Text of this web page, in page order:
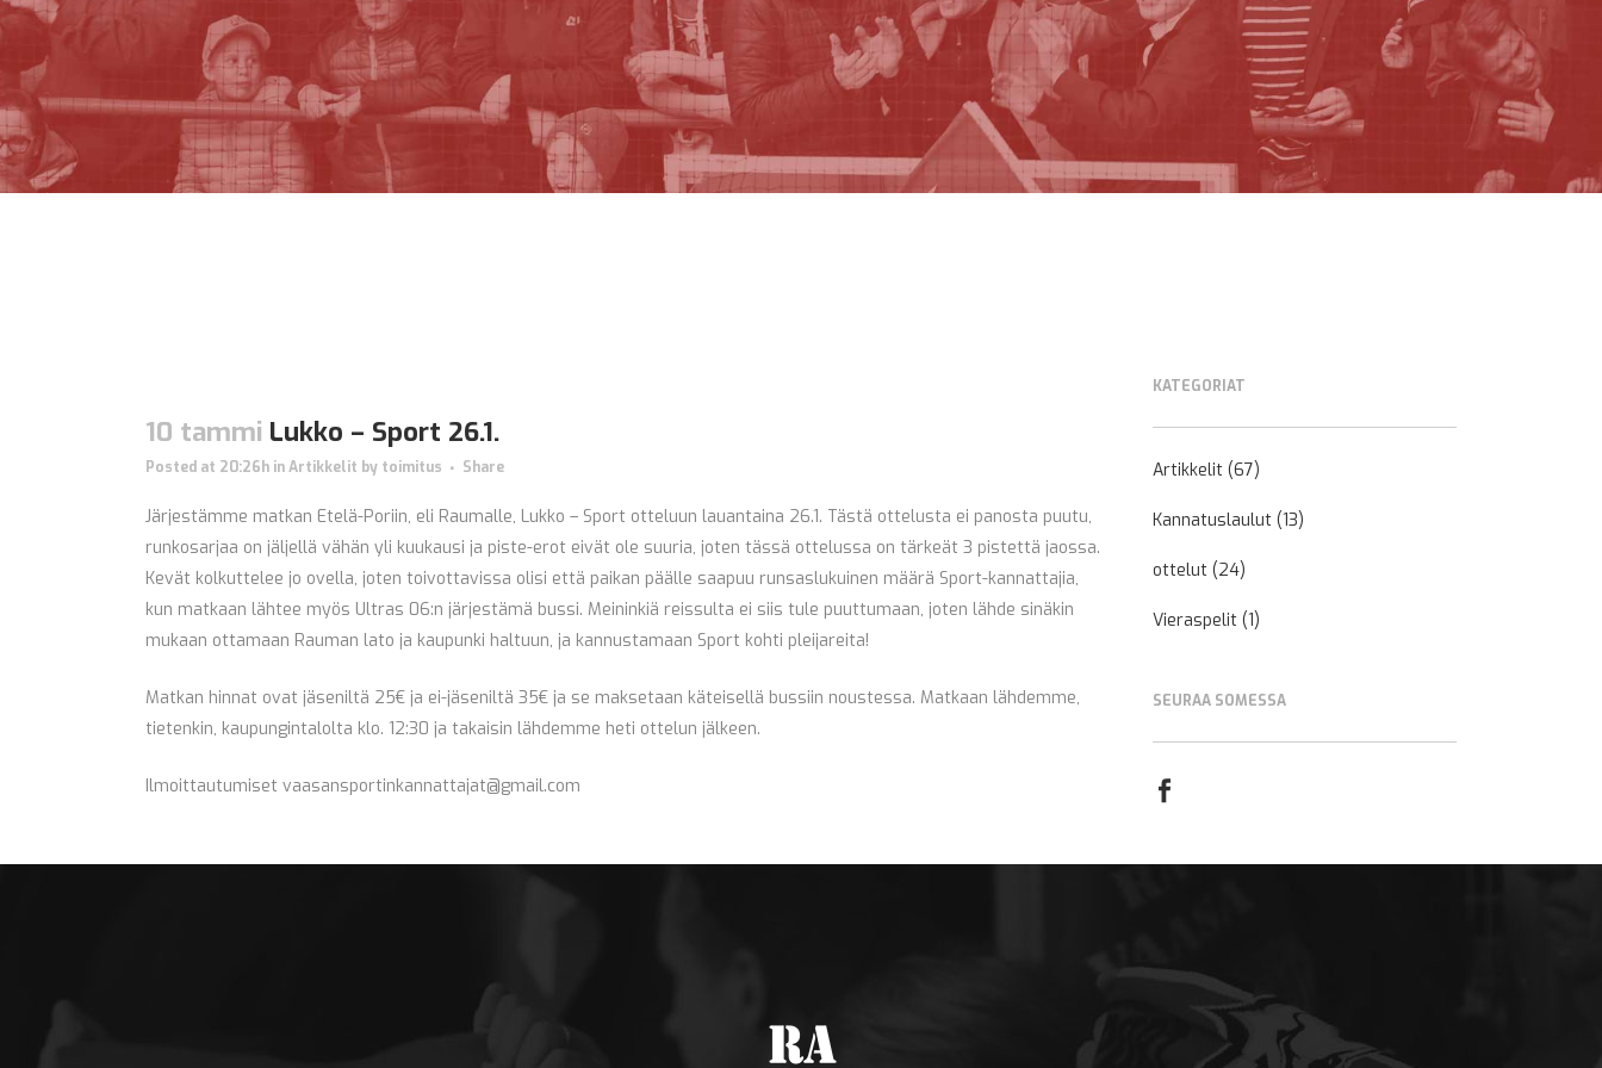
10 tammi Lukko – Sport 26.1.
Posted at 20:26h inArtikkelit by toimitus Share
Järjestämme matkan Etelä-Poriin, eli Raumalle, Lukko – Sport otteluun lauantaina 26.1. Tästä ottelusta ei panosta puutu,
runkosarjaa on jäljellä vähän yli kuukausi ja piste-erot eivät ole suuria, joten tässä ottelussa on tärkeät 3 pistettä jaossa.
Kevät kolkuttelee jo ovella, joten toivottavissa olisi että paikan päälle saapuu runsaslukuinen määrä Sport-kannattajia,
kun matkaan lähtee myös Ultras 06:n järjestämä bussi. Meininkiä reissulta ei siis tule puuttumaan, joten lähde sinäkin
mukaan ottamaan Rauman lato ja kaupunki haltuun, ja kannustamaan Sport kohti pleijareita!
Matkan hinnat ovat jäseniltä 25€ ja ei-jäseniltä 35€ ja se maksetaan käteisellä bussiin noustessa. Matkaan lähdemme,
tietenkin, kaupungintalolta klo. 12:30 ja takaisin lähdemme heti ottelun jälkeen.
Ilmoittautumiset vaasansportinkannattajat@gmail.com
KATEGORIAT
Artikkelit (67)
Kannatuslaulut (13)
ottelut (24)
Vieraspelit (1)
SEURAA SOMESSA